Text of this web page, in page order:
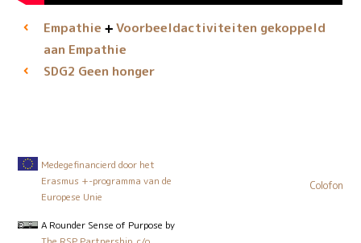
Empathie
Voorbeeld­activiteiten gekoppeld
aan Empathie
SDG2 Geen honger
Medegefinancierd door het
Erasmus +-programma van de
Europese Unie
A Rounder Sense of Purpose by
Colofon